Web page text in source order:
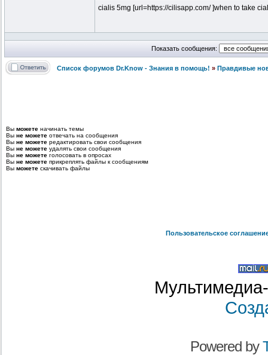
cialis 5mg [url=https://cilisapp.com/ ]when to take
Показать сообщения:
Список форумов Dr.Know - Знания в помощь! » Правдивые
Вы можете начинать темы
Вы не можете отвечать на сообщения
Вы не можете редактировать свои сообщения
Вы не можете удалять свои сообщения
Вы не можете голосовать в опросах
Вы не можете прикреплять файлы к сообщениям
Вы можете скачивать файлы
Пользовательское
Powered by